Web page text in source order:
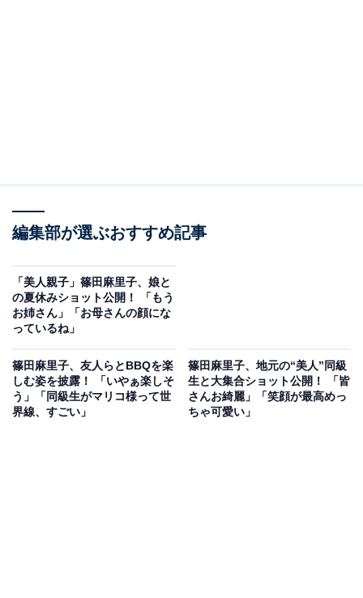
編集部が選ぶおすすめ記事
「美人親子」篠田麻里子、娘と
の夏休みショット公開！ 「もう
お姉さん」「お母さんの顔にな
っているね」
篠田麻里子、友人らとBBQを楽
しむ姿を披露！ 「いやぁ楽しそ
う」「同級生がマリコ様って世
界線、すごい」
篠田麻里子、地元の“美人”同級
生と大集合ショット公開！ 「皆
さんお綺麗」「笑顔が最高めっ
ちゃ可愛い」